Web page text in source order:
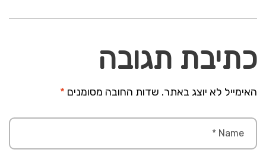
כתיבת תגובה
האימייל לא יוצג באתר. שדות החובה מסומנים *